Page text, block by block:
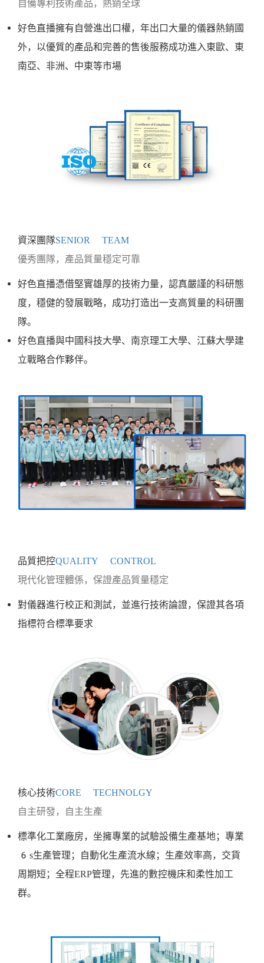
自備專利技術產品，熱銷全球
好色直播擁有自營進出口權，年出口大量的儀器熱銷國
外，以優質的產品和完善的售後服務成功進入東歐、東
南亞、非洲、中東等市場
資深團隊SENIOR TEAM
優秀團隊，產品質量穩定可靠
好色直播憑借堅實雄厚的技術力量，認真嚴謹的科研態
度，穩健的發展戰略，成功打造出一支高質量的科研團
隊。
好色直播與中國科技大學、南京理工大學、江蘇大學建
立戰略合作夥伴。
品質把控QUALITY CONTROL
現代化管理體係，保證產品質量穩定
對儀器進行校正和測試，並進行技術論證，保證其各項
指標符合標準要求
核心技術CORE TECHNOLGY
自主研發，自主生產
標準化工業廠房，坐擁專業的試驗設備生產基地；專業
6s生產管理；自動化生產流水線；生產效率高，交貨
周期短；全程ERP管理，先進的數控機床和柔性加工
群。